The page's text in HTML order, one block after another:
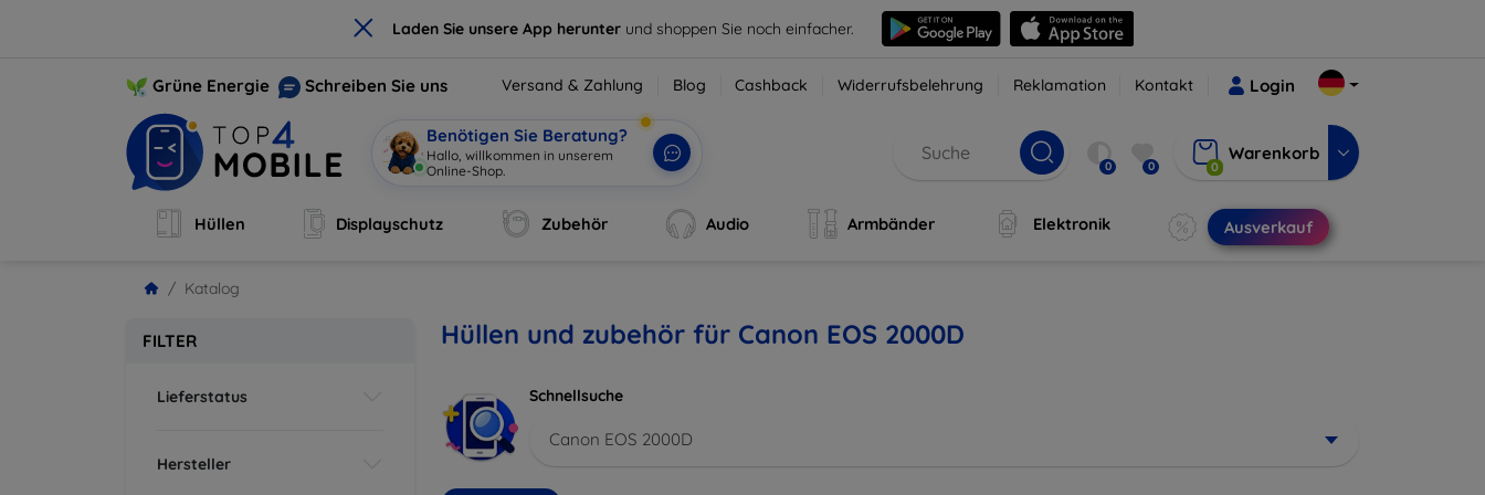
× Laden Sie unsere App herunter und shoppen Sie noch einfacher.
Grüne Energie Schreiben Sie uns Versand & Zahlung Blog Cashback Widerrufsbelehrung Reklamation Kontakt Login
Benötigen Sie Beratung?
Hallo, willkommen in unserem
Online-Shop.
0 0 0
Warenkorb
Hüllen Displayschutz Zubehör Audio Armbänder Elektronik Ausverkauf
Katalog
FILTER
Lieferstatus
Hersteller
Hüllen und zubehör für Canon EOS 2000D
Schnellsuche
Canon EOS 2000D